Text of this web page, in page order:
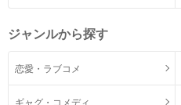
ジャンルから探す
恋愛・ラブコメ
ギャグ・コメディ